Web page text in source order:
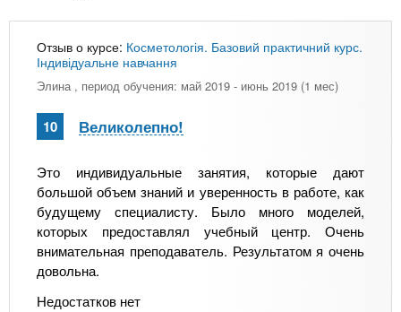
Отзыв о курсе: Косметологія. Базовий практичний курс.
Індивідуальне навчання
Элина, период обучения: май 2019 - июнь 2019 (1 мес)
Это индивидуальные занятия, которые дают
большой объем знаний и уверенность в работе, как
будущему специалисту. Было много моделей,
которых предоставлял учебный центр. Очень
внимательная преподаватель. Результатом я очень
довольна.
Недостатков нет
10 Великолепно!